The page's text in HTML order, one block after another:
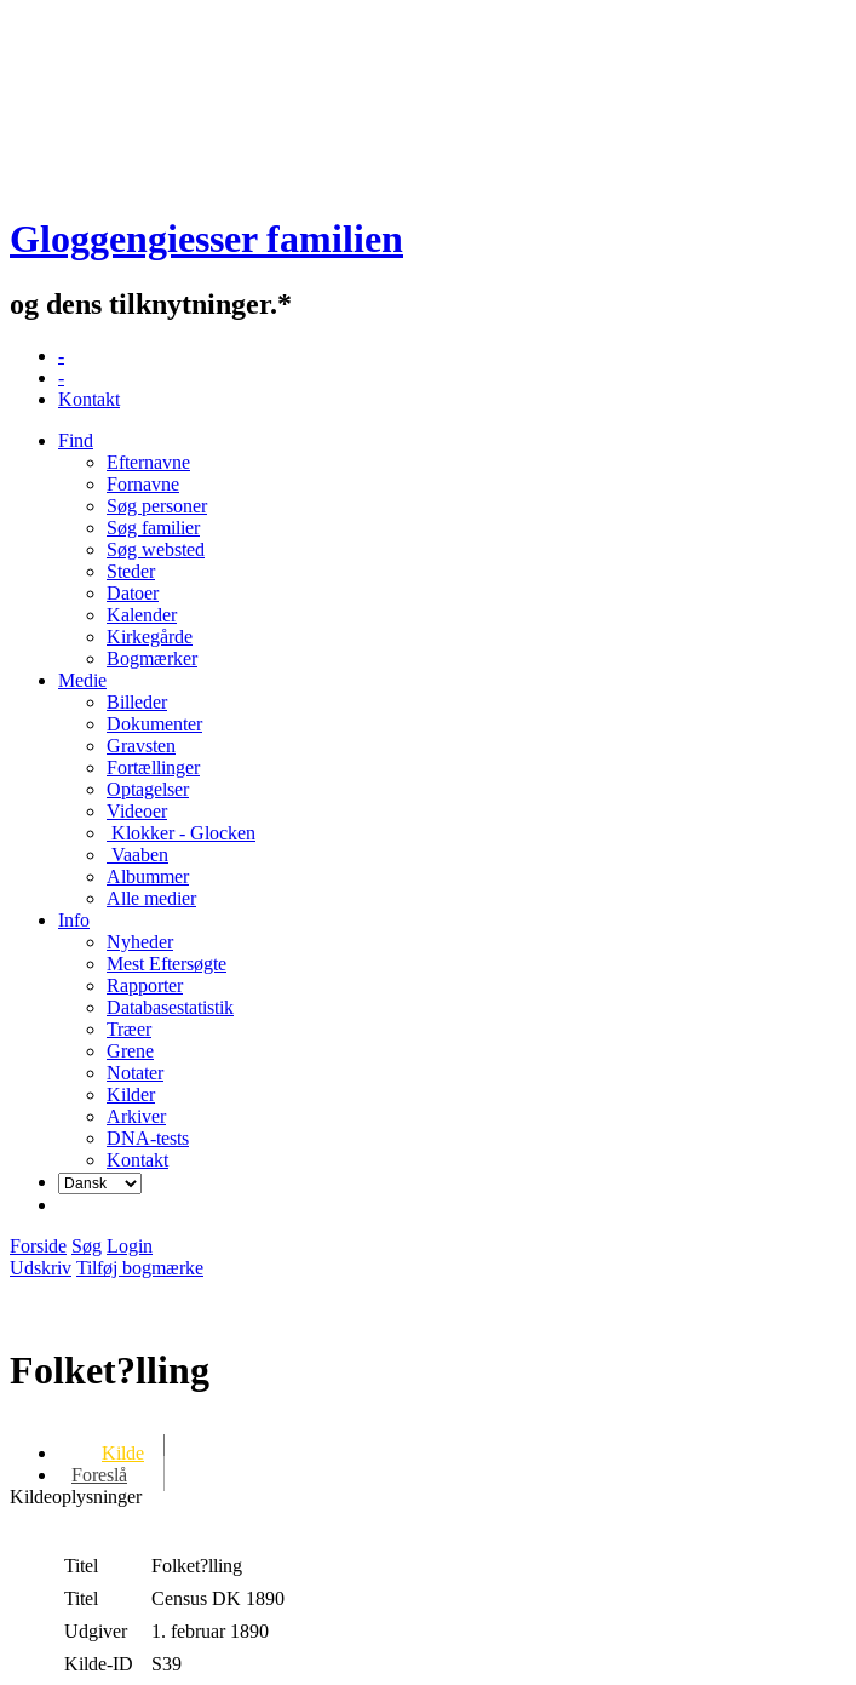
Gloggengiesser familien
og dens tilknytninger.*
-
-
Kontakt
Find
Efternavne
Fornavne
Søg personer
Søg familier
Søg websted
Steder
Datoer
Kalender
Kirkegårde
Bogmærker
Medie
Billeder
Dokumenter
Gravsten
Fortællinger
Optagelser
Videoer
Klokker - Glocken
Vaaben
Albummer
Alle medier
Info
Nyheder
Mest Eftersøgte
Rapporter
Databasestatistik
Træer
Grene
Notater
Kilder
Arkiver
DNA-tests
Kontakt
Forside Søg Login
Udskriv Tilføj bogmærke
Folket?lling
Kilde
Foreslå
Kildeoplysninger
Titel
Folket?lling
Titel
Census DK 1890
Udgiver
1. februar 1890
Kilde-ID
S39